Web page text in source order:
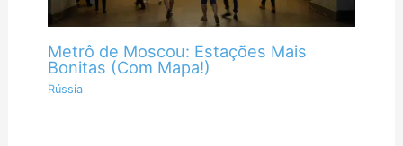
Metrô de Moscou: Estações Mais
Bonitas (Com Mapa!)
Rússia